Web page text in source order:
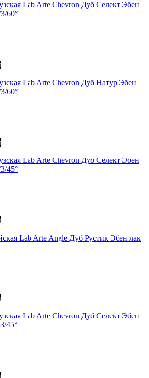
Lab Arte Chevron Дуб Селект Эбен
60°
Lab Arte Chevron Дуб Натур Эбен
60°
Lab Arte Chevron Дуб Селект Эбен
45°
Lab Arte Angle Дуб Рустик Эбен лак
Lab Arte Chevron Дуб Селект Эбен
45°